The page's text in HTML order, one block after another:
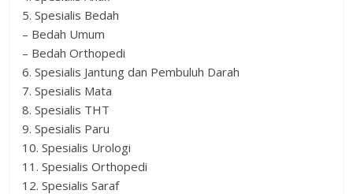
5. Spesialis Bedah
– Bedah Umum
– Bedah Orthopedi
6. Spesialis Jantung dan Pembuluh Darah
7. Spesialis Mata
8. Spesialis THT
9. Spesialis Paru
10. Spesialis Urologi
11. Spesialis Orthopedi
12. Spesialis Saraf